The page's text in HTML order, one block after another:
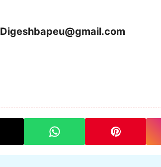
Digeshbapeu@gmail.com